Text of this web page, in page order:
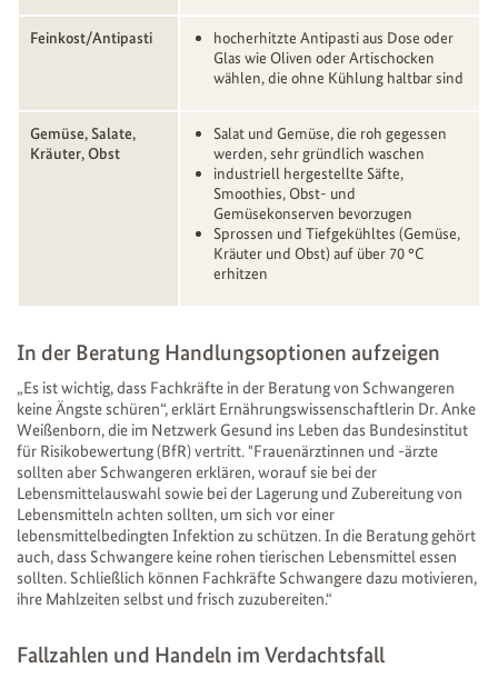
Feinkost/Antipasti
hocherhitzte Antipasti aus Dose oder
Glas wie Oliven oder Artischocken
wählen, die ohne Kühlung haltbar sind
Gemüse, Salate,
Kräuter, Obst
Salat und Gemüse, die roh gegessen
werden, sehr gründlich waschen
industriell hergestellte Säfte,
Smoothies, Obst- und
Gemüsekonserven bevorzugen
Sprossen und Tiefgekühltes (Gemüse,
Kräuter und Obst) auf über 70 °C
erhitzen
In der Beratung Handlungsoptionen aufzeigen
„Es ist wichtig, dass Fachkräfte in der Beratung von Schwangeren
keine Ängste schüren“, erklärt Ernährungswissenschaftlerin Dr. Anke
Weißenborn, die im Netzwerk Gesund ins Leben das Bundesinstitut
für Risikobewertung (BfR) vertritt. "Frauenärztinnen und -ärzte
sollten aber Schwangeren erklären, worauf sie bei der
Lebensmittelauswahl sowie bei der Lagerung und Zubereitung von
Lebensmitteln achten sollten, um sich vor einer
lebensmittelbedingten Infektion zu schützen. In die Beratung gehört
auch, dass Schwangere keine rohen tierischen Lebensmittel essen
sollten. Schließlich können Fachkräfte Schwangere dazu motivieren,
ihre Mahlzeiten selbst und frisch zuzubereiten.“
Fallzahlen und Handeln im Verdachtsfall